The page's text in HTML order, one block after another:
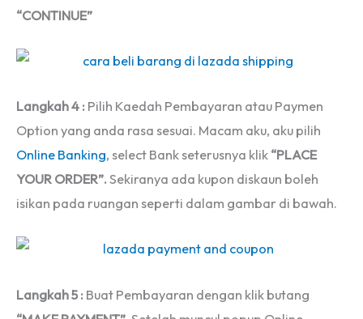
“CONTINUE”
Langkah 4 : Pilih Kaedah Pembayaran atau Paymen
Option yang anda rasa sesuai. Macam aku, aku pilih
Online Banking, select Bank seterusnya klik “PLACE
YOUR ORDER”. Sekiranya ada kupon diskaun boleh
isikan pada ruangan seperti dalam gambar di bawah.
Langkah 5 : Buat Pembayaran dengan klik butang